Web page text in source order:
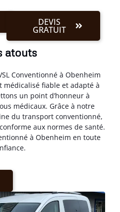
DEVIS
GRATUIT
atouts
Conventionné à Obenheim
fiable et adapté à
un point d’honneur à
médicaux. Grâce à notre
du transport conventionné,
aux normes de santé.
à Obenheim en toute